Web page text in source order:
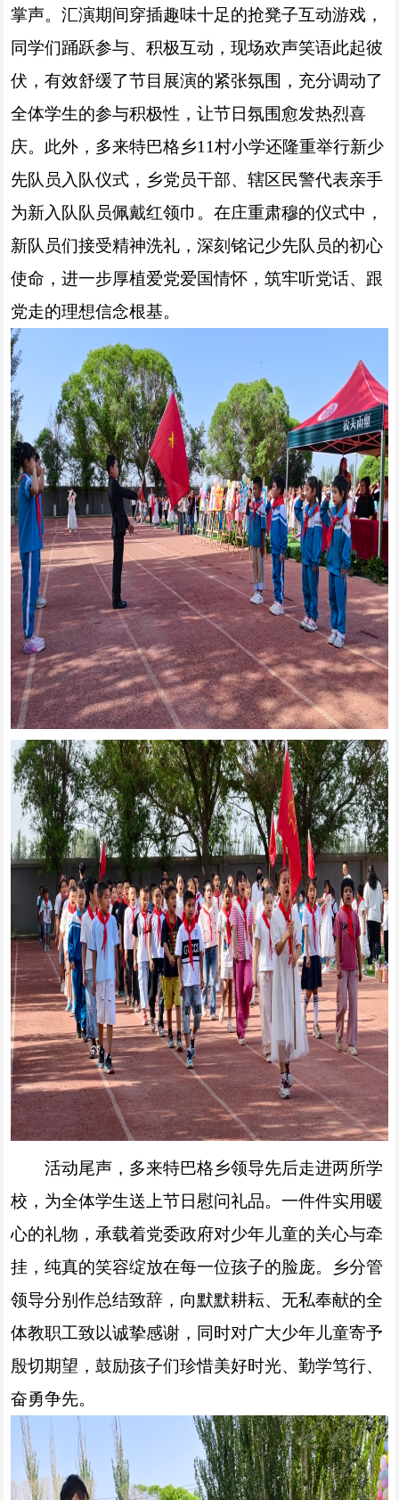
掌声。汇演期间穿插趣味十足的抢凳子互动游戏，
同学们踊跃参与、积极互动，现场欢声笑语此起彼
伏，有效舒缓了节目展演的紧张氛围，充分调动了
全体学生的参与积极性，让节日氛围愈发热烈喜
庆。此外，多来特巴格乡11村小学还隆重举行新少
先队员入队仪式，乡党员干部、辖区民警代表亲手
为新入队队员佩戴红领巾。在庄重肃穆的仪式中，
新队员们接受精神洗礼，深刻铭记少先队员的初心
使命，进一步厚植爱党爱国情怀，筑牢听党话、跟
党走的理想信念根基。
活动尾声，多来特巴格乡领导先后走进两所学
校，为全体学生送上节日慰问礼品。一件件实用暖
心的礼物，承载着党委政府对少年儿童的关心与牵
挂，纯真的笑容绽放在每一位孩子的脸庞。乡分管
领导分别作总结致辞，向默默耕耘、无私奉献的全
体教职工致以诚挚感谢，同时对广大少年儿童寄予
殷切期望，鼓励孩子们珍惜美好时光、勤学笃行、
奋勇争先。